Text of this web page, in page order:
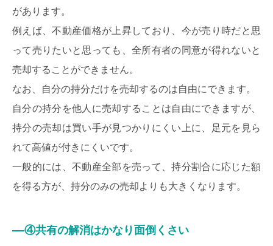
があります。
例えば、不動産価格が上昇しており、今が売り時だと思
って売りたいと思っても、全所有者の同意が得れないと
売却することができません。
なお、自分の持分だけを売却するのは自由にできます。
自分の持分を他人に売却することは自由にできますが、
持分の売却は買い手が見つかりにくい上に、足元を見ら
れて高値が付きにくいです。
一般的には、不動産全部を売って、持分割合に応じた額
を得る方が、持分のみの売却よりも大きくなります。
④共有の解消はかなり面倒くさい